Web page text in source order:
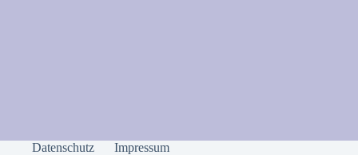
Datenschutz Impressum